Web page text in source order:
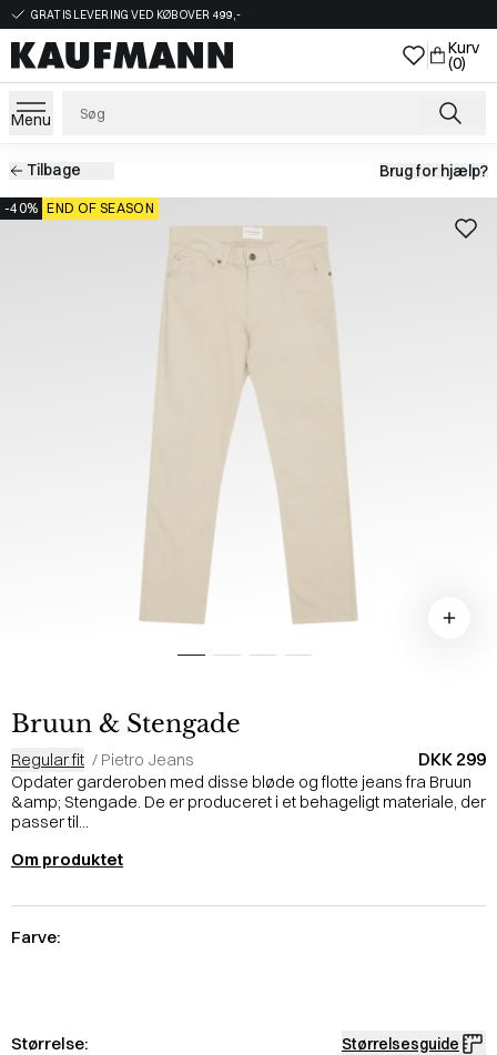
GRATIS LEVERING VED KØB OVER 499,-
Kurv
(0)
Menu
Tilbage Brug for hjælp?
-40% END OF SEASON
Bruun & Stengade
Regular fit / Pietro Jeans DKK 299
Opdater garderoben med disse bløde og flotte jeans fra Bruun
&amp; Stengade. De er produceret i et behageligt materiale, der
passer til...
Om produktet
Farve:
Størrelse: Størrelsesguide